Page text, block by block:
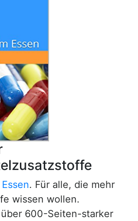
. Für alle, die mehr
wissen wollen.
600-Seiten-starker